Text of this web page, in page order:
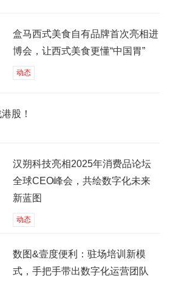
盒马西式美食自有品牌首次亮相进
博会，让西式美食更懂“中国胃”
动态
股！
汉朔科技亮相2025年消费品论坛
全球CEO峰会，共绘数字化未来
新蓝图
动态
数图&壹度便利：驻场培训新模
式，手把手带出数字化运营团队